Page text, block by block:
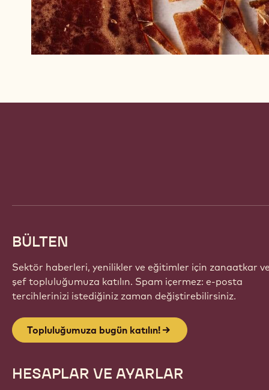
BÜLTEN
Sektör haberleri, yenilikler ve eğitimler için zanaatkar ve
şef topluluğumuza katılın. Spam içermez: e-posta
tercihlerinizi istediğiniz zaman değiştirebilirsiniz.
Topluluğumuza bugün katılın!
HESAPLAR VE AYARLAR